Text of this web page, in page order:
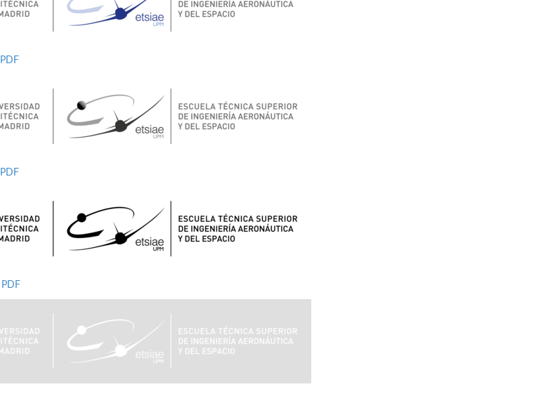
PDF
PDF
PDF